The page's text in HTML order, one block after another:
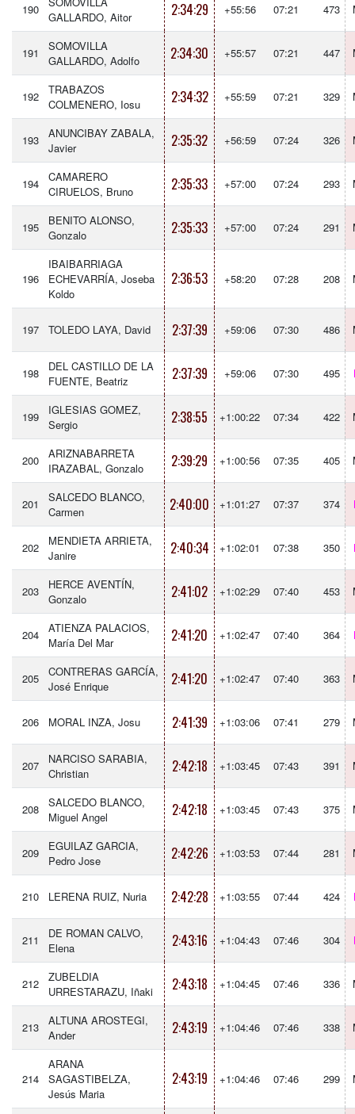
190
GALLARDO, Aitor
2:34:29 +55:56 07:21 473
191
SOMOVILLA
GALLARDO, Adolfo
2:34:30 +55:57 07:21 447
192
TRABAZOS
COLMENERO, Iosu
2:34:32 +55:59 07:21 329
193
ANUNCIBAY ZABALA,
Javier
2:35:32 +56:59 07:24 326
194
CAMARERO
CIRUELOS, Bruno
2:35:33 +57:00 07:24 293
195
BENITO ALONSO,
Gonzalo
2:35:33 +57:00 07:24 291
196
IBAIBARRIAGA
ECHEVARRÍA, Joseba
Koldo
2:36:53 +58:20 07:28 208
197 TOLEDO LAYA, David 2:37:39 +59:06 07:30 486
198
DEL CASTILLO DE LA
FUENTE, Beatriz
2:37:39 +59:06 07:30 495
199
IGLESIAS GOMEZ,
Sergio
2:38:55 +1:00:22 07:34 422
200
ARIZNABARRETA
IRAZABAL, Gonzalo
2:39:29 +1:00:56 07:35 405
201
SALCEDO BLANCO,
Carmen
2:40:00 +1:01:27 07:37 374
202
MENDIETA ARRIETA,
Janire
2:40:34 +1:02:01 07:38 350
203
HERCE AVENTÍN,
Gonzalo
2:41:02 +1:02:29 07:40 453
204
ATIENZA PALACIOS,
María Del Mar
2:41:20 +1:02:47 07:40 364
205
CONTRERAS GARCÍA,
José Enrique
2:41:20 +1:02:47 07:40 363
206 MORAL INZA, Josu 2:41:39 +1:03:06 07:41 279
207
NARCISO SARABIA,
Christian
2:42:18 +1:03:45 07:43 391
208
SALCEDO BLANCO,
Miguel Angel
2:42:18 +1:03:45 07:43 375
209
EGUILAZ GARCIA,
Pedro Jose
2:42:26 +1:03:53 07:44 281
210 LERENA RUIZ, Nuria 2:42:28 +1:03:55 07:44 424
211
DE ROMAN CALVO,
Elena
2:43:16 +1:04:43 07:46 304
212
ZUBELDIA
URRESTARAZU, Iñaki
2:43:18 +1:04:45 07:46 336
213
ALTUNA AROSTEGI,
Ander
2:43:19 +1:04:46 07:46 338
214
ARANA
SAGASTIBELZA,
Jesús Maria
2:43:19 +1:04:46 07:46 299